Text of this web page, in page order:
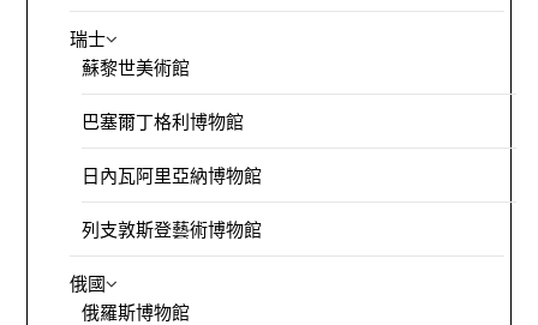
瑞士
蘇黎世美術館
巴塞爾丁格利博物館
日內瓦阿里亞納博物館
列支敦斯登藝術博物館
俄國
俄羅斯博物館